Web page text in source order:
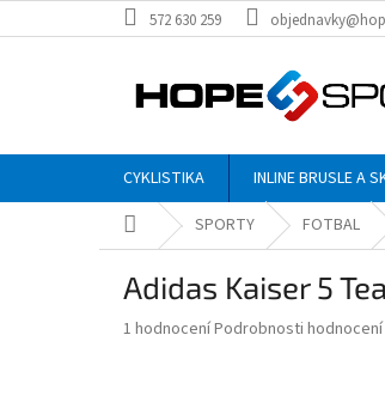
na
572 630 259
CYKLISTIKA INLINE BRUSLE A
Domů SPORTY FOTBAL
Adidas Kaiser 5
Průměrné
1 hodnoceníPodrobnosti hodnocení